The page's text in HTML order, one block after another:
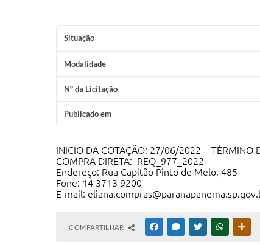
Situação
Modalidade
Nº da Licitação
Publicado em
INICIO DA COTAÇÃO: 27/06/2022 - TÉRMINO
COMPRA DIRETA: REQ_977_2022
Endereço: Rua Capitão Pinto de Melo, 485
Fone: 14 3713 9200
E-mail:
COMPARTILHAR FACEBOOKMESSENGER
TWITTERWHATSAPP